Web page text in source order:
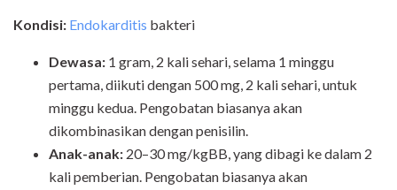
Kondisi: Endokarditis bakteri
Dewasa: 1 gram, 2 kali sehari, selama 1 minggu
pertama, diikuti dengan 500 mg, 2 kali sehari, untuk
minggu kedua. Pengobatan biasanya akan
dikombinasikan dengan penisilin.
Anak-anak: 20–30 mg/kgBB, yang dibagi ke dalam 2
kali pemberian. Pengobatan biasanya akan